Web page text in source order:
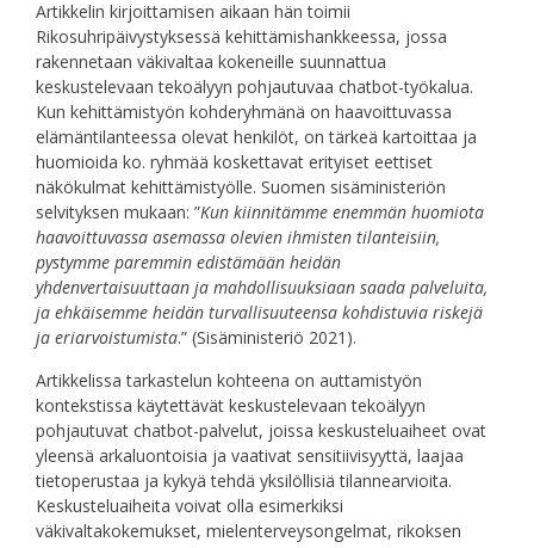
Artikkelin kirjoittamisen aikaan hän toimii
Rikosuhripäivystyksessä kehittämishankkeessa, jossa
rakennetaan väkivaltaa kokeneille suunnattua
keskustelevaan tekoälyyn pohjautuvaa chatbot-työkalua.
Kun kehittämistyön kohderyhmänä on haavoittuvassa
elämäntilanteessa olevat henkilöt, on tärkeä kartoittaa ja
huomioida ko. ryhmää koskettavat erityiset eettiset
näkökulmat kehittämistyölle. Suomen sisäministeriön
selvityksen mukaan: ”Kun kiinnitämme enemmän huomiota
haavoittuvassa asemassa olevien ihmisten tilanteisiin,
pystymme paremmin edistämään heidän
yhdenvertaisuuttaan ja mahdollisuuksiaan saada palveluita,
ja ehkäisemme heidän turvallisuuteensa kohdistuvia riskejä
ja eriarvoistumista.” (Sisäministeriö 2021).
Artikkelissa tarkastelun kohteena on auttamistyön
kontekstissa käytettävät keskustelevaan tekoälyyn
pohjautuvat chatbot-palvelut, joissa keskusteluaiheet ovat
yleensä arkaluontoisia ja vaativat sensitiivisyyttä, laajaa
tietoperustaa ja kykyä tehdä yksilöllisiä tilannearvioita.
Keskusteluaiheita voivat olla esimerkiksi
väkivaltakokemukset, mielenterveysongelmat, rikoksen